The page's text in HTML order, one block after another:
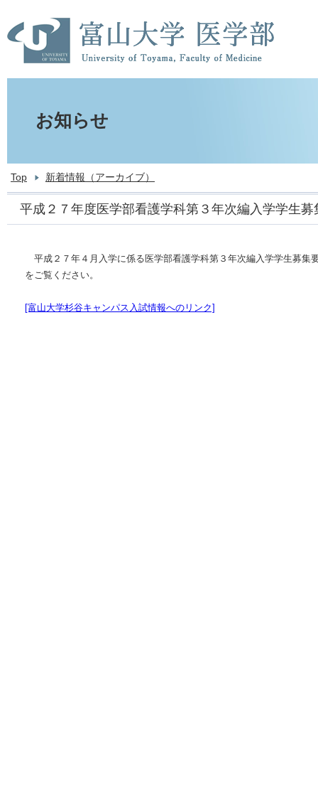
お知らせ
Top 新着情報（アーカイブ）
平成２７年度医学部看護学科第３年次編入学学生募
平成２７年４月入学に係る医学部看護学科第３年次編入学学生募集
をご覧ください。
[富山大学杉谷キャンパス入試情報へのリンク]